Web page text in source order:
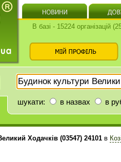
В базі - 15224 організацій
шукати: в назвах в
Ходачків (03547) 24101 в